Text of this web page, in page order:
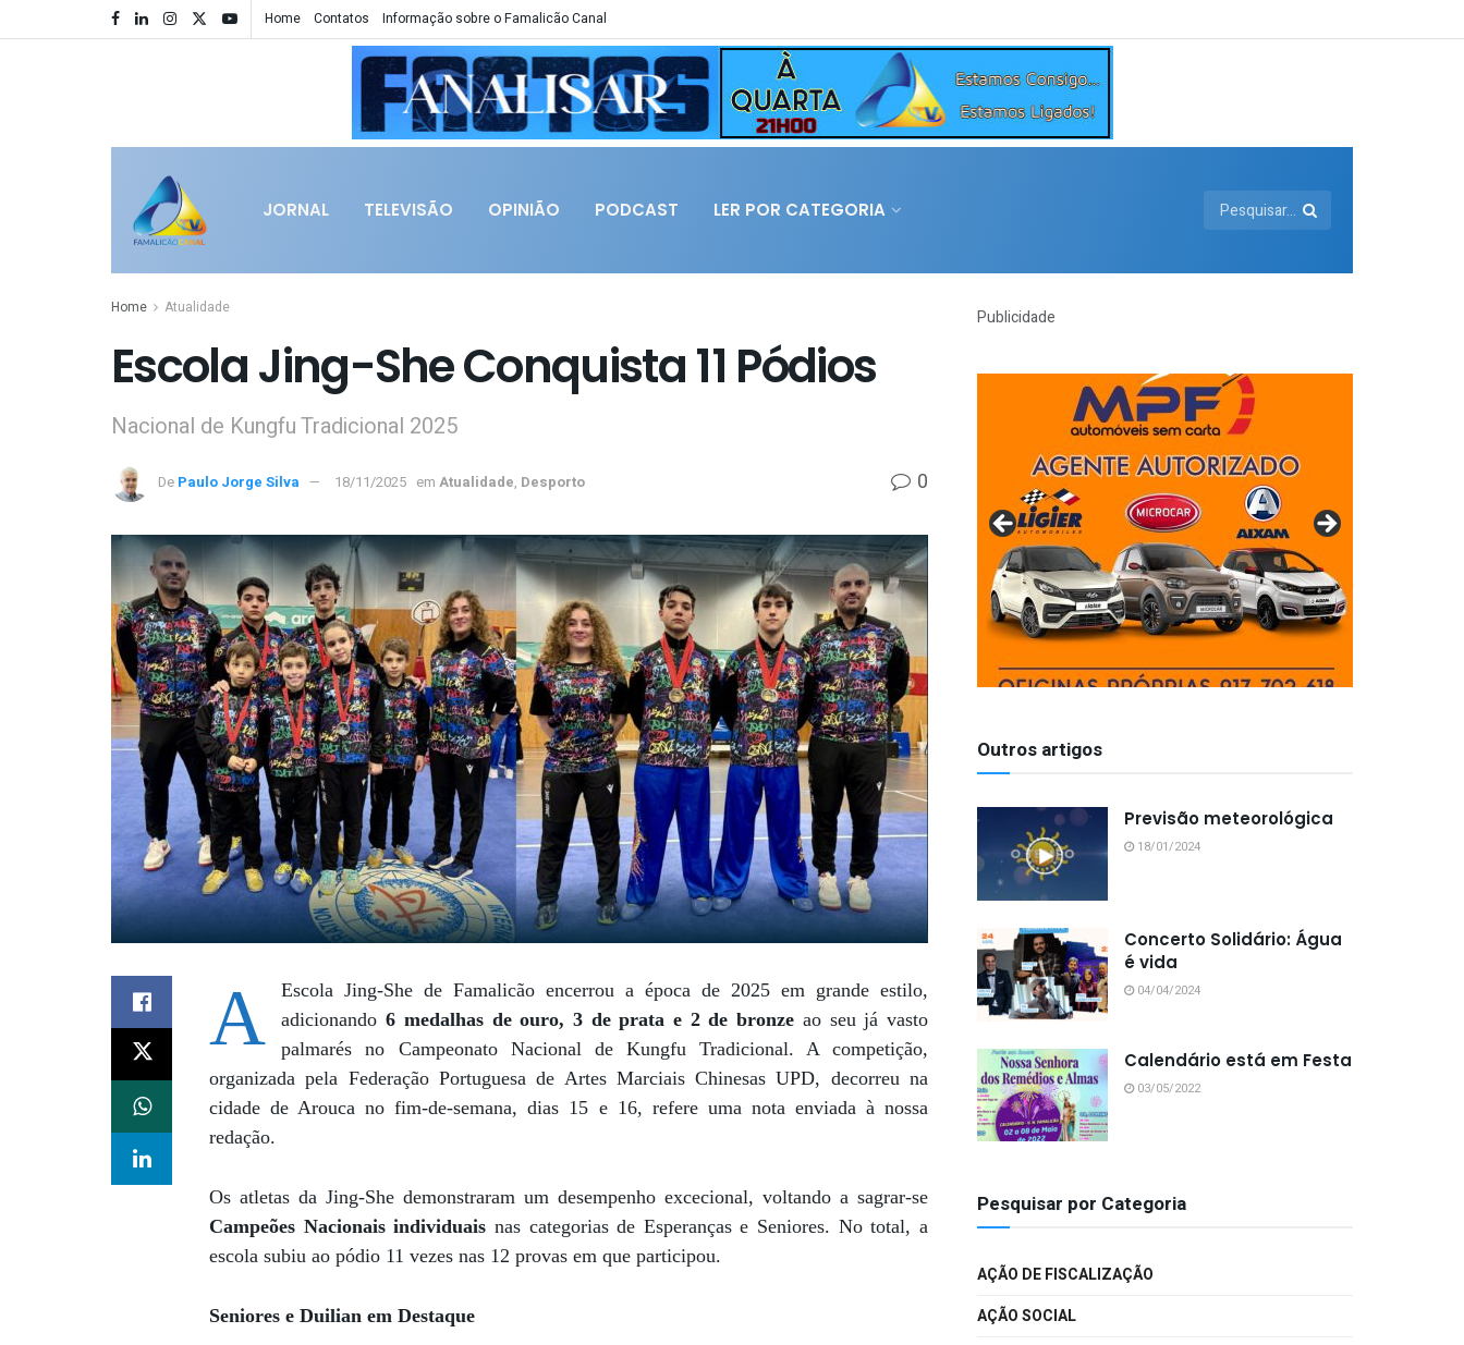
Home Contatos Informação sobre o Famalicão Canal
JORNAL TELEVISÃO OPINIÃO PODCAST LER POR CATEGORIA
Home Atualidade
Escola Jing-She Conquista 11 Pódios
Nacional de Kungfu Tradicional 2025
De Paulo Jorge Silva 18/11/2025 em Atualidade, Desporto 0
A
Escola Jing-She de Famalicão encerrou a época de 2025 em grande estilo,
adicionando6 medalhas de ouro, 3 de prata e 2 de bronze ao seu já vasto
palmarés no Campeonato Nacional de Kungfu Tradicional. A competição,
organizada pela Federação Portuguesa de Artes Marciais Chinesas UPD, decorreu na
cidade de Arouca no fim-de-semana, dias 15 e 16, refere uma nota enviada à nossa
redação.
Os atletas da Jing-She demonstraram um desempenho excecional, voltando a sagrar-se
Campeões Nacionais individuais nas categorias de Esperanças e Seniores. No total, a
escola subiu ao pódio 11 vezes nas 12 provas em que participou.
Seniores e Duilian em Destaque
Publicidade
Outros artigos
Previsão meteorológica
18/01/2024
Concerto Solidário: Água
é vida
04/04/2024
Calendário está em Festa
03/05/2022
Pesquisar por Categoria
AÇÃO DE FISCALIZAÇÃO
AÇÃO SOCIAL